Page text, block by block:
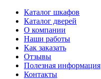
Каталог шкафов
Каталог дверей
О компании
Наши работы
Как заказать
Отзывы
Полезная информация
Контакты